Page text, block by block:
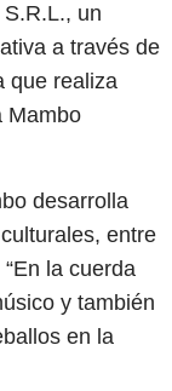
un
a través de
que realiza
Mambo
desarrolla
entre
la cuerda
y también
en la